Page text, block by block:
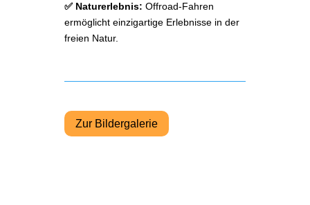
✅ Naturerlebnis: Offroad-Fahren
ermöglicht einzigartige Erlebnisse in der
freien Natur.
Zur Bildergalerie